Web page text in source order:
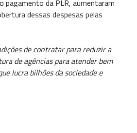
pagamento da PLR, aumentaram
dessas despesas pelas
de contratar para reduzir a
de agências para atender bem
lucra bilhões da sociedade e